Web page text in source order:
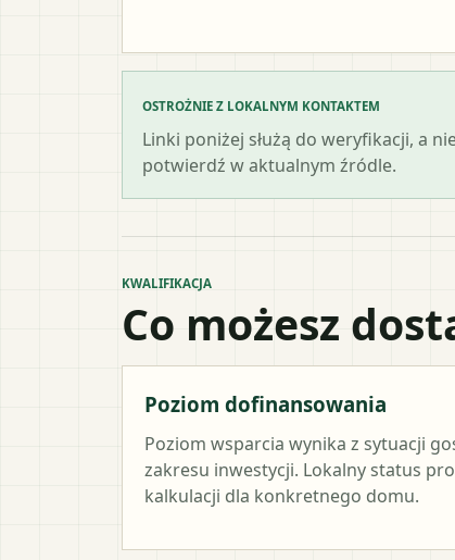
OSTROŻNIE Z LOKALNYM KONTAKTEM
Linki poniżej służą do weryfikacji, a
potwierdź w aktualnym źródle.
KWALIFIKACJA
Co możesz
Poziom dofinansowania
Poziom wsparcia wynika z sytuacji
zakresu inwestycji. Lokalny status
kalkulacji dla konkretnego domu.